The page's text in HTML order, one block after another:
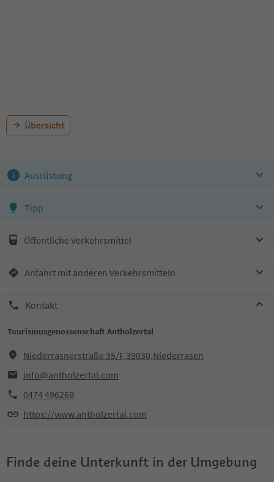
Übersicht
Ausrüstung
Tipp
Öffentliche Verkehrsmittel
Anfahrt mit anderen Verkehrsmitteln
Kontakt
Tourismusgenossenschaft Antholzertal
Niederrasnerstraße 35/F,39030,Niederrasen
info@antholzertal.com
0474 496269
https://www.antholzertal.com
Finde deine Unterkunft in der Umgebung